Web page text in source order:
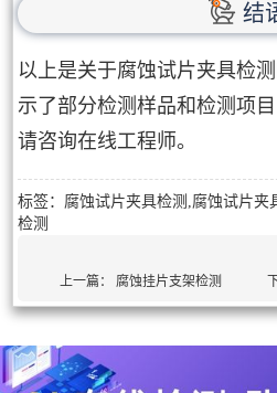
结
以上是关于腐蚀试片夹具检
示了部分检测样品和检测项
请咨询在线工程师。
标签：腐蚀试片夹具检测,腐蚀试片夹
检测
上一篇：腐蚀挂片支架检测